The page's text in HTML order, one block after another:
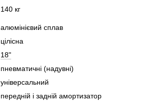
140 кг
алюмінієвий сплав
цілісна
18"
пневматичні (надувні)
універсальний
передній і задній амортизатор